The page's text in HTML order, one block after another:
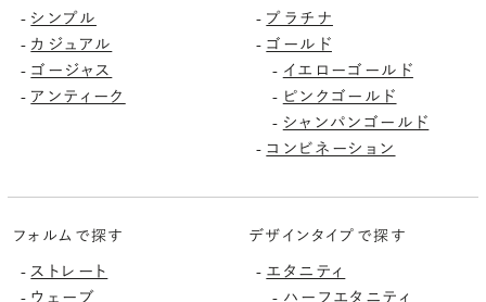
- シンプル
- カジュアル
- ゴージャス
- アンティーク
- プラチナ
- ゴールド
- イエローゴールド
- ピンクゴールド
- シャンパンゴールド
- コンビネーション
フォルムで探す
- ストレート
- ウェーブ
デザインタイプで探す
- エタニティ
- ハーフエタニティ